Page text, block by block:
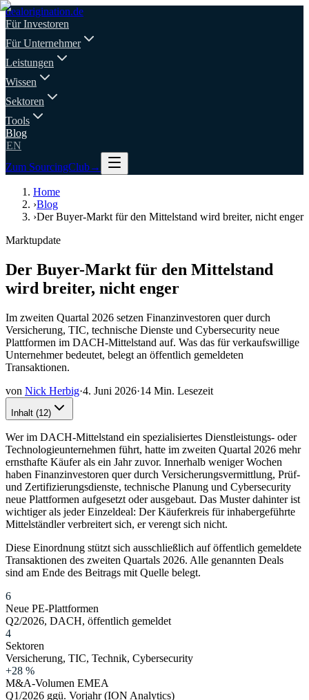
dealorigination.de
Für Investoren
Für Unternehmer
Leistungen
Wissen
Sektoren
Tools
Blog
EN
Zum SourcingClub→
Home
›Blog
›Der Buyer-Markt für den Mittelstand wird breiter, nicht enger
Marktupdate
Der Buyer-Markt für den Mittelstand
wird breiter, nicht enger
Im zweiten Quartal 2026 setzen Finanzinvestoren quer durch
Versicherung, TIC, technische Dienste und Cybersecurity neue
Plattformen im DACH-Mittelstand auf. Was das für verkaufswillige
Unternehmer bedeutet, belegt an öffentlich gemeldeten
Transaktionen.
von Nick Herbig·4. Juni 2026·14 Min. Lesezeit
Inhalt (12)
Wer im DACH-Mittelstand ein spezialisiertes Dienstleistungs- oder
Technologieunternehmen führt, hatte im zweiten Quartal 2026 mehr
ernsthafte Käufer als ein Jahr zuvor. Innerhalb weniger Wochen
haben Finanzinvestoren quer durch Versicherungsvermittlung, Prüf-
und Zertifizierungsdienste, technische Planung und Cybersecurity
neue Plattformen aufgesetzt oder ausgebaut. Das Muster dahinter ist
wichtiger als jeder Einzeldeal: Der Käuferkreis für inhabergeführte
Mittelständler verbreitert sich, er verengt sich nicht.
Diese Einordnung stützt sich ausschließlich auf öffentlich gemeldete
Transaktionen des zweiten Quartals 2026. Alle genannten Deals
sind am Ende des Beitrags mit Quelle belegt.
6
Neue PE-Plattformen
Q2/2026, DACH, öffentlich gemeldet
4
Sektoren
Versicherung, TIC, Technik, Cybersecurity
+28 %
M&A-Volumen EMEA
Q1/2026 ggü. Vorjahr (ION Analytics)